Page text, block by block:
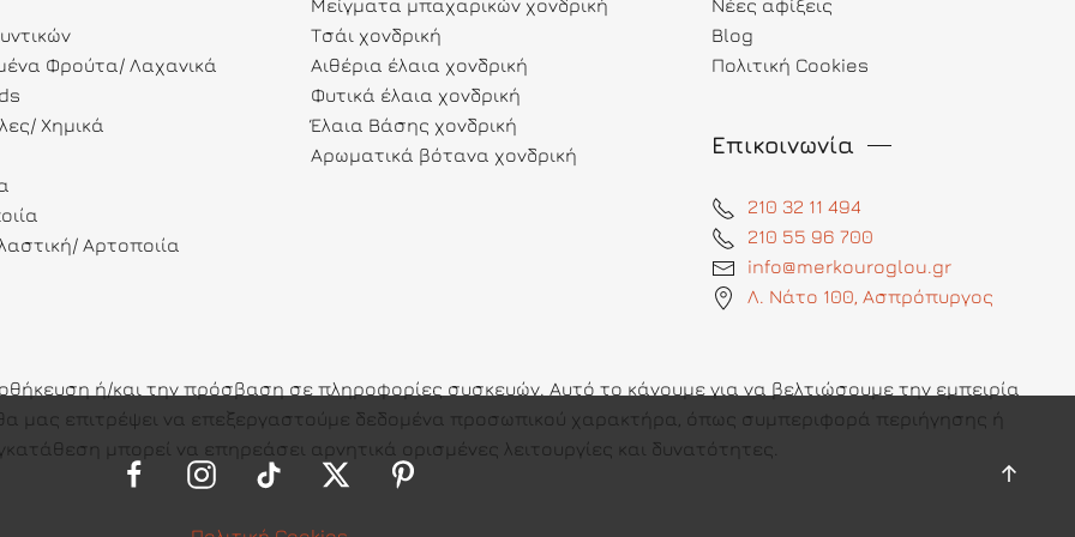
Φρούτα/ Λαχανικά
Χημικά
Αρτοποιία
Μείγματα μπαχαρικών χονδρική
Τσάι χονδρική
Αιθέρια έλαια χονδρική
Φυτικά έλαια χονδρική
Έλαια Βάσης χονδρική
Αρωματικά βότανα χονδρική
Νέες αφίξεις
Blog
Πολιτική Cookies
Επικοινωνία
210 32 11 494
210 55 96 700
info@merkouroglou.gr
Λ. Νάτο 100, Ασπρόπυργος
ή/και την πρόσβαση σε πληροφορίες συσκευών. Αυτό το κάνουμε για να βελτιώσουμε την εμπειρία
θα μας επιτρέψει να επεξεργαστούμε δεδομένα προσωπικού χαρακτήρα, όπως συμπεριφορά περιήγησης ή
μπορεί να επηρεάσει αρνητικά ορισμένες λειτουργίες και δυνατότητες.